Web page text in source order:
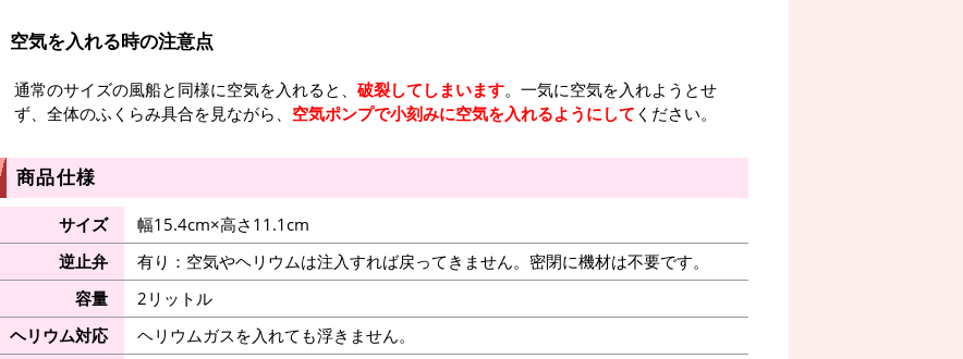
空気を入れる時の注意点
通常のサイズの風船と同様に空気を入れると、 破裂してしまいます。一気に空気を入れようとせ
ず、全体のふくらみ具合を見ながら、 空気ポンプで小刻みに空気を入れるようにして ください。
商品仕様
サイズ
幅15.4cm×高さ11.1cm
逆止弁
有り：空気やヘリウムは注入すれば戻ってきません。密閉に機材は不要です。
容量
2リットル
ヘリウム対応
ヘリウムガスを入れても浮きません。